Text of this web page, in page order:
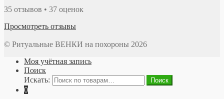
35 отзывов • 37 оценок
Просмотреть отзывы
© Ритуальные ВЕНКИ на похороны 2026
Моя учётная запись
Поиск
Искать:
Поиск
0